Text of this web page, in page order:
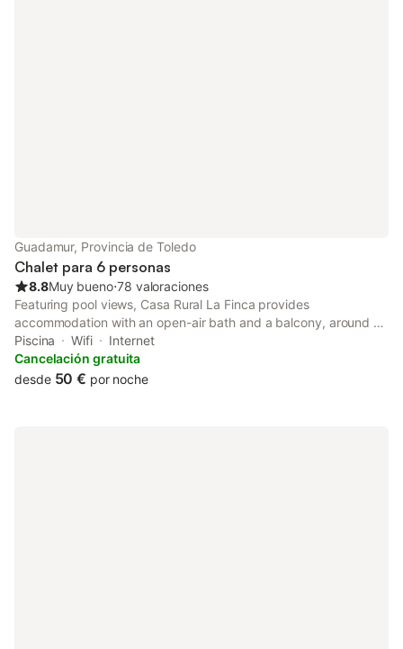
Guadamur, Provincia de Toledo
Chalet para 6 personas
8.8Muy bueno⋅78 valoraciones
Featuring pool views, Casa Rural La Finca provides
accommodation with an open-air bath and a balcony, around 14
km from Puy du Fou España. This country house has a private
pool, a garden, barbecue facilities, free WiFi and free private
parking.
Piscina Wifi
Internet
Cancelación gratuita
desde 50 € por noche